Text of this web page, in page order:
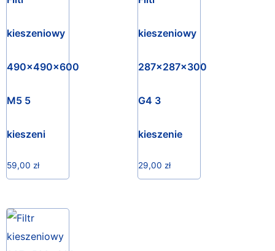
kieszeniowy
490x490x600
M5 5
kieszeni
59,00 zł
kieszeniowy
287x287x300
G4 3
kieszenie
29,00 zł